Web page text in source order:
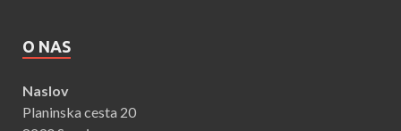
O NAS
Naslov
Planinska cesta 20